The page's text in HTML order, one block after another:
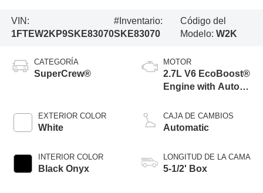
VIN:
1FTEW2KP9SKE83070
#Inventario:
SKE83070
Código del
Modelo:W2K
CATEGORÍA
SuperCrew®
EXTERIOR COLOR
White
INTERIOR COLOR
Black Onyx
MOTOR
2.7L V6 EcoBoost®
Engine with Auto
Technology
CAJA DE CAMBIOS
Automatic
LONGITUD DE LA CAMA
5-1/2' Box